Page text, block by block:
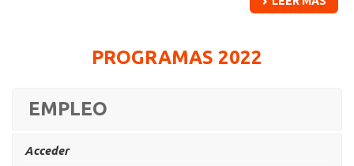
PROGRAMAS 2022
EMPLEO
Acceder